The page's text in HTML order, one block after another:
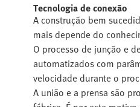
Tecnologia de conexão
A construção bem
mais depende do
O processo de junção e
automatizados com
velocidade durante o
A união e a prensa são